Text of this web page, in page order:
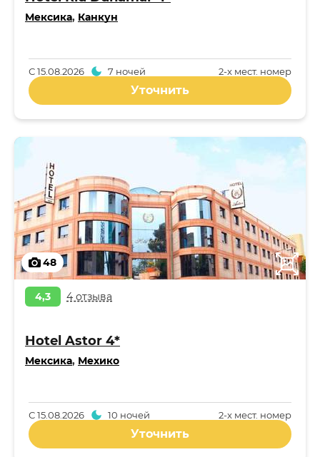
Мексика, Канкун
2-x мест. номер
С15.08.2026 7 ночей
Уточнить
48
4,3 4 отзыва
Hotel Astor 4*
Мексика, Мехико
2-x мест. номер
С15.08.2026 10 ночей
Уточнить